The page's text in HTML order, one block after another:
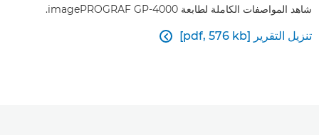
شاهد المواصفات الكاملة لطابعة imagePROGRAF GP-4000.
تنزيل التقرير [pdf, 576 kb] 